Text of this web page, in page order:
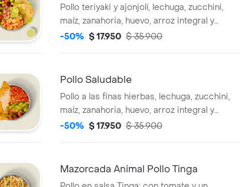
Pollo teriyaki y ajonjolí, lechuga, zucchini,
maíz, zanahoria, huevo, arroz integral y
salsa MUY, * La bebida tiene un costo
-50% $ 17.950 $ 35.900
Pollo Saludable
Pollo a las finas hierbas, lechuga, zucchini,
maíz, zanahoria, huevo, arroz integral y
salsa MUY. *La bebida tiene un costo
-50% $ 17.950 $ 35.900
Mazorcada Animal Pollo Tinga